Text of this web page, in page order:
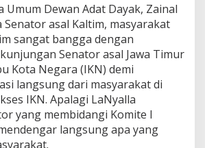
s
e
k
a
n
K
N
d
a
n
Umum Dewan Adat Dayak, Zainal
asal Kaltim, masyarakat
sangat bangga dengan
Senator asal Jawa Timur
Kota Negara (IKN) demi
langsung dari masyarakat di
IKN. Apalagi LaNyalla
yang membidangi Komite I
langsung apa yang